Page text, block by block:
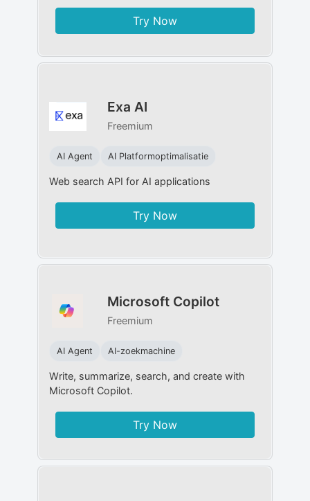
Try Now
Exa AI
Freemium
AI Agent AI Platformoptimalisatie
Web search API for AI applications
Try Now
Microsoft Copilot
Freemium
AI Agent AI-zoekmachine
Write, summarize, search, and create with
Microsoft Copilot.
Try Now